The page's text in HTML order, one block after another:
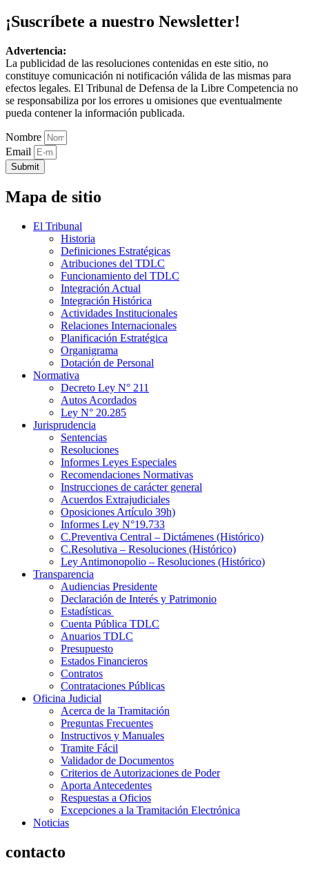
¡Suscríbete a nuestro Newsletter!
Advertencia:
La publicidad de las resoluciones contenidas en este sitio, no
constituye comunicación ni notificación válida de las mismas para
efectos legales. El Tribunal de Defensa de la Libre Competencia no
se responsabiliza por los errores u omisiones que eventualmente
pueda contener la información publicada.
Nombre
Email
Submit
Mapa de sitio
El Tribunal
Historia
Definiciones Estratégicas
Atribuciones del TDLC
Funcionamiento del TDLC
Integración Actual
Integración Histórica
Actividades Institucionales
Relaciones Internacionales
Planificación Estratégica
Organigrama
Dotación de Personal
Normativa
Decreto Ley N° 211
Autos Acordados
Ley N° 20.285
Jurisprudencia
Sentencias
Resoluciones
Informes Leyes Especiales
Recomendaciones Normativas
Instrucciones de carácter general
Acuerdos Extrajudiciales
Oposiciones Artículo 39h)
Informes Ley N°19.733
C.Preventiva Central – Dictámenes (Histórico)
C.Resolutiva – Resoluciones (Histórico)
Ley Antimonopolio – Resoluciones (Histórico)
Transparencia
Audiencias Presidente
Declaración de Interés y Patrimonio
Estadísticas
Cuenta Pública TDLC
Anuarios TDLC
Presupuesto
Estados Financieros
Contratos
Contrataciones Públicas
Oficina Judicial
Acerca de la Tramitación
Preguntas Frecuentes
Instructivos y Manuales
Tramite Fácil
Validador de Documentos
Criterios de Autorizaciones de Poder
Aporta Antecedentes
Respuestas a Oficios
Excepciones a la Tramitación Electrónica
Noticias
contacto